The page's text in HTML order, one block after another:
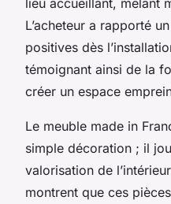
L’acheteur a rapporté
positives dès
témoignant ainsi de la
créer un espace
Le meuble made in
simple décoration ; il
valorisation de
montrent que ces